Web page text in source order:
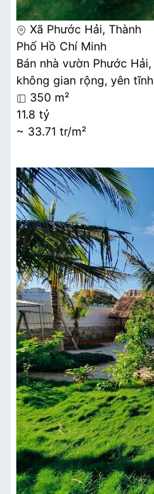
Xã Phước Hải, Thành
Phố Hồ Chí Minh
Bán nhà vườn Phước Hải,
không gian rộng, yên tĩnh
350 m²
11.8 tỷ
~ 33.71 tr/m²